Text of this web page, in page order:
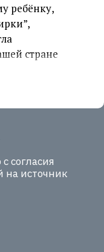
ребёнку,
стране
согласия
на источник